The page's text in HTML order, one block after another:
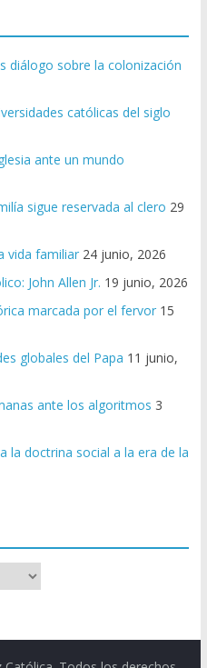
diálogo sobre la colonización
católicas del siglo
ante un mundo
sigue reservada al clero 29
vida familiar 24 junio, 2026
John Allen Jr. 19 junio, 2026
marcada por el fervor 15
globales del Papa 11 junio,
ante los algoritmos 3
la doctrina social a la era de la